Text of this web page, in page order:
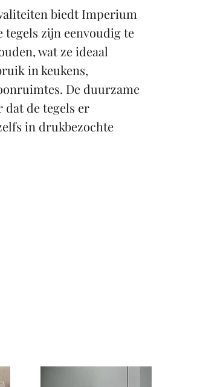
biedt Imperium
tegels zijn eenvoudig te
wat ze ideaal
in keukens,
De duurzame
de tegels er
in drukbezochte